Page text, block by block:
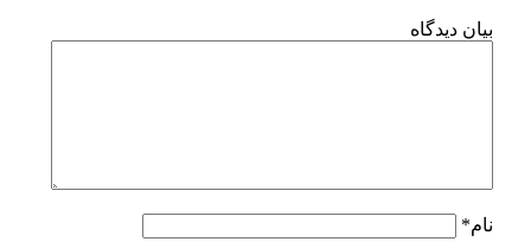
بیان دیدگاه
نام*